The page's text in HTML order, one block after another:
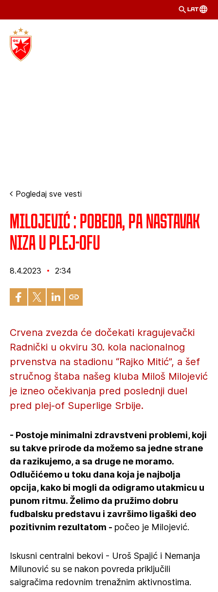
LAT
Pogledaj sve vesti
Milojević : Pobeda, pa nastavak
niza u plej-ofu
8.4.2023 2:34
Crvena zvezda će dočekati kragujevački
Radnički u okviru 30. kola nacionalnog
prvenstva na stadionu “Rajko Mitić”, a šef
stručnog štaba našeg kluba Miloš Milojević
je izneo očekivanja pred poslednji duel
pred plej-of Superlige Srbije.
- Postoje minimalni zdravstveni problemi, koji
su takve prirode da možemo sa jedne strane
da razikujemo, a sa druge ne moramo.
Odlučićemo u toku dana koja je najbolja
opcija, kako bi mogli da odigramo utakmicu u
punom ritmu. Želimo da pružimo dobru
fudbalsku predstavu i završimo ligaški deo
pozitivnim rezultatom - počeo je Milojević.
Iskusni centralni bekovi - Uroš Spajić i Nemanja
Milunović su se nakon povreda priključili
saigračima redovnim trenažnim aktivnostima.